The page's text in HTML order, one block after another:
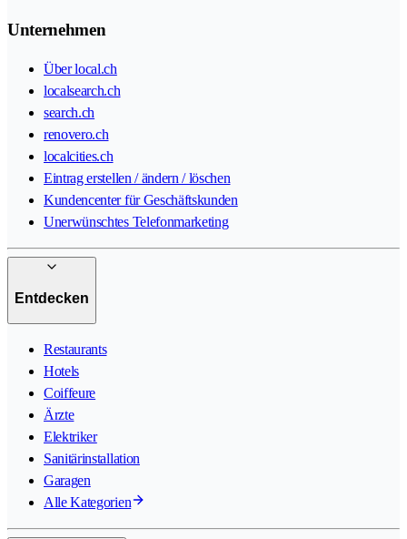
Unternehmen
Über local.ch
localsearch.ch
search.ch
renovero.ch
localcities.ch
Eintrag erstellen / ändern / löschen
Kundencenter für Geschäftskunden
Unerwünschtes Telefonmarketing
Entdecken
Restaurants
Hotels
Coiffeure
Ärzte
Elektriker
Sanitärinstallation
Garagen
Alle Kategorien